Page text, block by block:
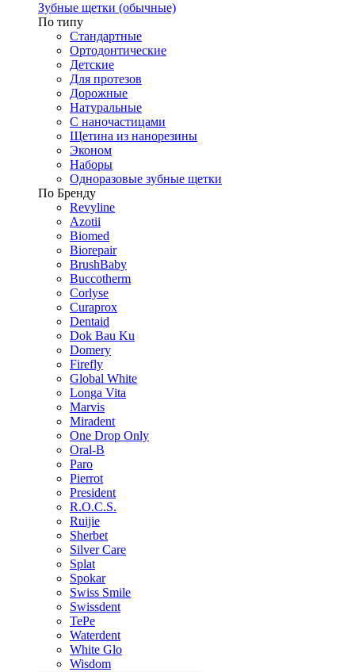
Зубные щетки (обычные)
По типу
Стандартные
Ортодонтические
Детские
Для протезов
Дорожные
Натуральные
С наночастицами
Щетина из нанорезины
Эконом
Наборы
Одноразовые зубные щетки
По Бренду
Revyline
Azotii
Biomed
Biorepair
BrushBaby
Buccotherm
Corlyse
Curaprox
Dentaid
Dok Bau Ku
Domery
Firefly
Global White
Longa Vita
Marvis
Miradent
One Drop Only
Oral-B
Paro
Pierrot
President
R.O.C.S.
Ruijie
Sherbet
Silver Care
Splat
Spokar
Swiss Smile
Swissdent
TePe
Waterdent
White Glo
Wisdom